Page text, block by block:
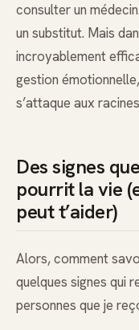
consulter un
un substitut. Mais
incroyablement
gestion
s’attaque aux
Des signes
pourrit la vie
peut t’aider)
Alors, comment
quelques signes qui
personnes que je